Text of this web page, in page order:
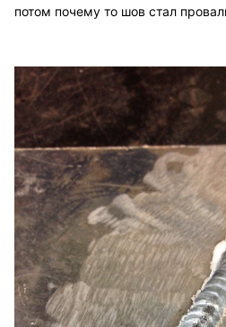
потом почему то шов стал